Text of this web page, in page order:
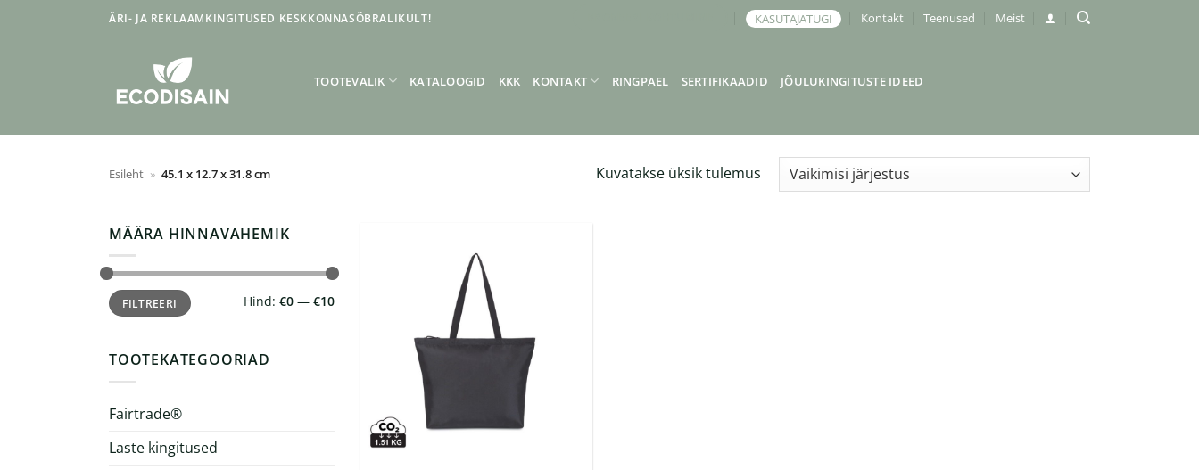
ÄRI- JA REKLAAMKINGITUSED KESKKONNASÕBRALIKULT! KASUTAJATUGI Kontakt Teenused Meist
TOOTEVALIK KATALOOGID KKK KONTAKT RINGPAEL SERTIFIKAADID JÕULUKINGITUSTE IDEED
Esileht » 45.1 x 12.7 x 31.8 cm Kuvatakse üksik tulemus
MÄÄRA HINNAVAHEMIK
Minimaalne
hind
Maksimaalne
hindFILTREERI Hind: €0— €10
TOOTEKATEGOORIAD
Fairtrade®
Laste kingitused